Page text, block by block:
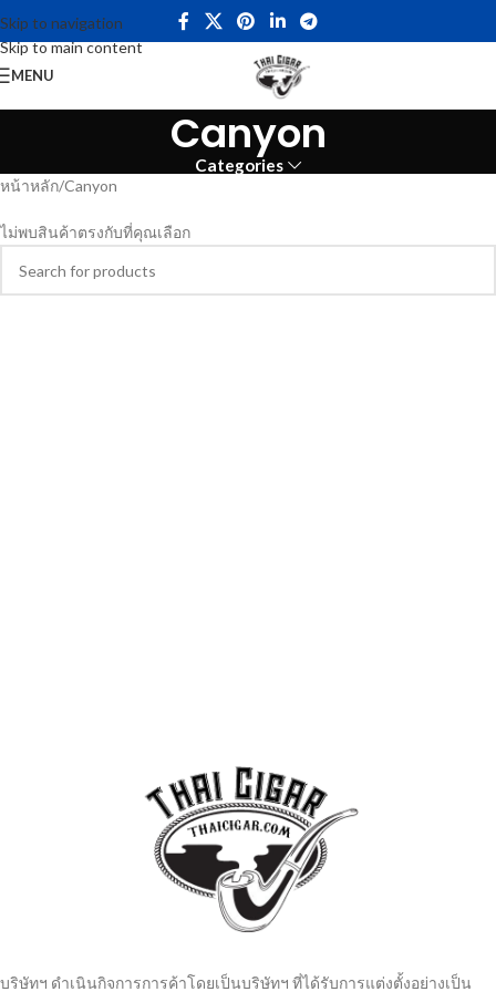
Skip to navigation
Skip to main content
MENU
Canyon
Categories
หน้าหลัก Canyon
ไม่พบสินค้าตรงกับที่คุณเลือก
บริษัทฯ ดำเนินกิจการการค้าโดยเป็นบริษัทฯ ที่ได้รับการแต่งตั้งอย่างเป็น